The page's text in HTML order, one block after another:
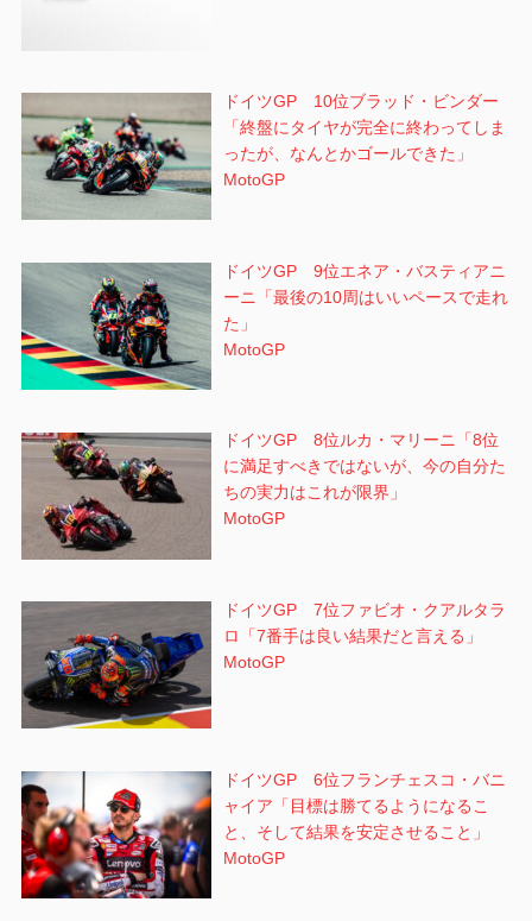
ドイツGP 10位ブラッド・ビンダー
「終盤にタイヤが完全に終わってしま
ったが、なんとかゴールできた」
MotoGP
ドイツGP 9位エネア・バスティアニ
ーニ「最後の10周はいいペースで走れ
た」
MotoGP
ドイツGP 8位ルカ・マリーニ「8位
に満足すべきではないが、今の自分た
ちの実力はこれが限界」
MotoGP
ドイツGP 7位ファビオ・クアルタラ
ロ「7番手は良い結果だと言える」
MotoGP
ドイツGP 6位フランチェスコ・バニ
ャイア「目標は勝てるようになるこ
と、そして結果を安定させること」
MotoGP